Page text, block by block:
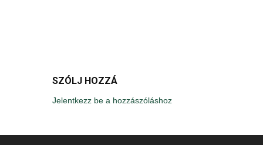
SZÓLJ HOZZÁ
Jelentkezz be a hozzászóláshoz